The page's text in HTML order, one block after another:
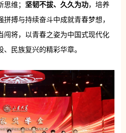
维； 坚韧不拔、久久为功，培养
搏与持续奋斗中成就青春梦想，
闯将，以青春之姿为中国式现代化
民族复兴的精彩华章。